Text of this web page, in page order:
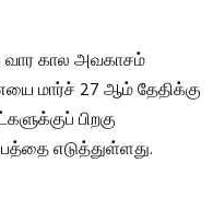
வார கால அவகாசம்
மார்ச் 27 ஆம் தேதிக்கு
பிறகு
எடுத்துள்ளது.